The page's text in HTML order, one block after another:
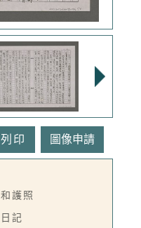
列印
護照
記